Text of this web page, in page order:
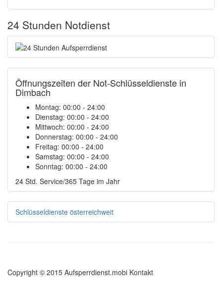
24 Stunden Notdienst
Öffnungszeiten der Not-Schlüsseldienste in
Dimbach
Montag: 00:00 - 24:00
Dienstag: 00:00 - 24:00
Mittwoch: 00:00 - 24:00
Donnerstag: 00:00 - 24:00
Freitag: 00:00 - 24:00
Samstag: 00:00 - 24:00
Sonntag: 00:00 - 24:00
24 Std. Service/365 Tage im Jahr
Schlüsseldienste österreichweit
Copyright © 2015 Aufsperrdienst.mobi Kontakt